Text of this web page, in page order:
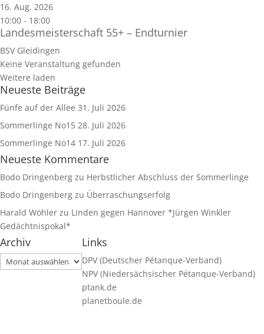
16. Aug. 2026
10:00 - 18:00
Landesmeisterschaft 55+ – Endturnier
BSV Gleidingen
Keine Veranstaltung gefunden
Weitere laden
Neueste Beiträge
Fünfe auf der Allee 31. Juli 2026
Sommerlinge No15 28. Juli 2026
Sommerlinge No14 17. Juli 2026
Neueste Kommentare
Bodo Dringenberg zu Herbstlicher Abschluss der Sommerlinge
Bodo Dringenberg zu Überraschungserfolg
Harald Wöhler zu Linden gegen Hannover *Jürgen Winkler
Gedächtnispokal*
Archiv
Archiv
Links
DPV (Deutscher Pétanque-Verband)
NPV (Niedersächsischer Pétanque-Verband)
ptank.de
planetboule.de